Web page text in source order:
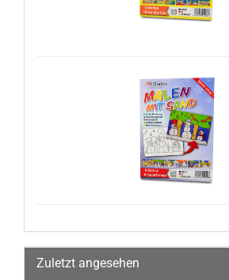
Zuletzt angesehen